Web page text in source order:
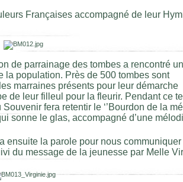
Françaises accompagné de leur
de parrainage des tombes a rencontré
la population. Près de 500 tombes sont
marraines présents pour leur démarche
de leur filleul pour la fleurir. Pendant ce
fera retentir le ‘’Bourdon de la
sonne le glas, accompagné d’une
ensuite la parole pour nous communiquer
du message de la jeunesse par Melle